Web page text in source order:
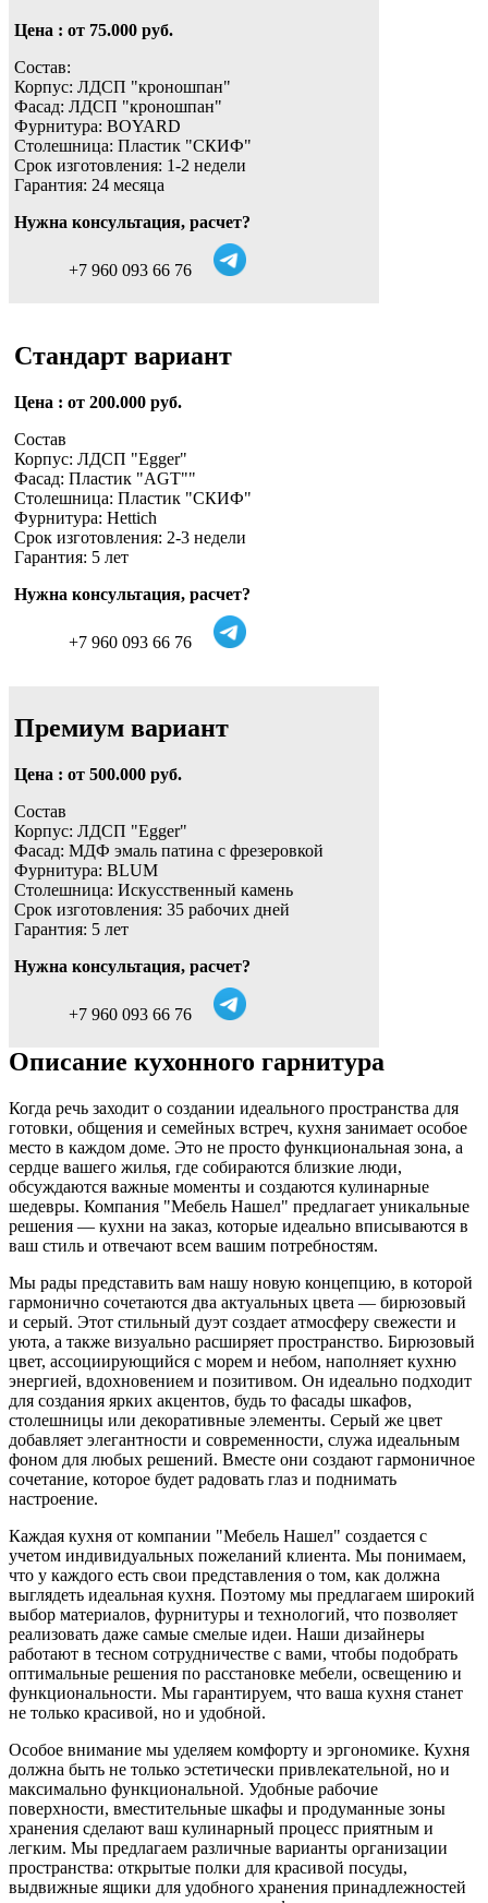
Цена : от 75.000 руб.
Состав:
Корпус: ЛДСП "кроношпан"
Фасад: ЛДСП "кроношпан"
Фурнитура: BOYARD
Столешница: Пластик "СКИФ"
Срок изготовления: 1-2 недели
Гарантия: 24 месяца
Нужна консультация, расчет?
+7 960 093 66 76
Стандарт вариант
Цена : от 200.000 руб.
Состав
Корпус: ЛДСП "Egger"
Фасад: Пластик "AGT""
Столешница: Пластик "СКИФ"
Фурнитура: Hettich
Срок изготовления: 2-3 недели
Гарантия: 5 лет
Нужна консультация, расчет?
+7 960 093 66 76
Премиум вариант
Цена : от 500.000 руб.
Состав
Корпус: ЛДСП "Egger"
Фасад: МДФ эмаль патина с фрезеровкой
Фурнитура: BLUM
Столешница: Искусственный камень
Срок изготовления: 35 рабочих дней
Гарантия: 5 лет
Нужна консультация, расчет?
+7 960 093 66 76
Описание кухонного гарнитура
Когда речь заходит о создании идеального пространства для
готовки, общения и семейных встреч, кухня занимает особое
место в каждом доме. Это не просто функциональная зона, а
сердце вашего жилья, где собираются близкие люди,
обсуждаются важные моменты и создаются кулинарные
шедевры. Компания "Мебель Нашел" предлагает уникальные
решения — кухни на заказ, которые идеально вписываются в
ваш стиль и отвечают всем вашим потребностям.
Мы рады представить вам нашу новую концепцию, в которой
гармонично сочетаются два актуальных цвета — бирюзовый
и серый. Этот стильный дуэт создает атмосферу свежести и
уюта, а также визуально расширяет пространство. Бирюзовый
цвет, ассоциирующийся с морем и небом, наполняет кухню
энергией, вдохновением и позитивом. Он идеально подходит
для создания ярких акцентов, будь то фасады шкафов,
столешницы или декоративные элементы. Серый же цвет
добавляет элегантности и современности, служа идеальным
фоном для любых решений. Вместе они создают гармоничное
сочетание, которое будет радовать глаз и поднимать
настроение.
Каждая кухня от компании "Мебель Нашел" создается с
учетом индивидуальных пожеланий клиента. Мы понимаем,
что у каждого есть свои представления о том, как должна
выглядеть идеальная кухня. Поэтому мы предлагаем широкий
выбор материалов, фурнитуры и технологий, что позволяет
реализовать даже самые смелые идеи. Наши дизайнеры
работают в тесном сотрудничестве с вами, чтобы подобрать
оптимальные решения по расстановке мебели, освещению и
функциональности. Мы гарантируем, что ваша кухня станет
не только красивой, но и удобной.
Особое внимание мы уделяем комфорту и эргономике. Кухня
должна быть не только эстетически привлекательной, но и
максимально функциональной. Удобные рабочие
поверхности, вместительные шкафы и продуманные зоны
хранения сделают ваш кулинарный процесс приятным и
легким. Мы предлагаем различные варианты организации
пространства: открытые полки для красивой посуды,
выдвижные ящики для удобного хранения принадлежностей